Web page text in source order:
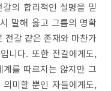
의 합리적인 설명을 믿
말해 옳고 그름의 명확
전갈 같은 존재와 마찬가
니다. 또한 전갈에게도,
를 따르지는 않지만 그
미할 뿐인 자들에게도,